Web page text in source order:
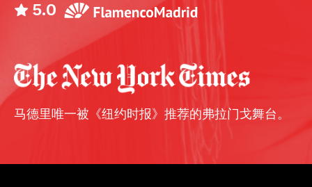
5.0
马德里唯一被《纽约时报》推荐的弗拉门戈舞台。